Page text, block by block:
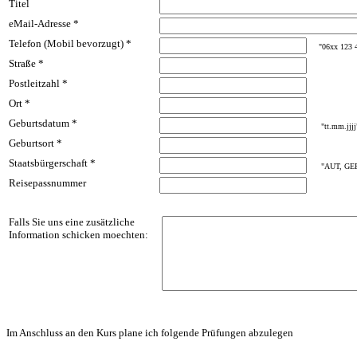
Titel
eMail-Adresse *
Telefon (Mobil bevorzugt) *
"06xx 123
Straße *
Postleitzahl *
Ort *
Geburtsdatum *
Geburtsort *
Staatsbürgerschaft *
"AUT,
Reisepassnummer
Falls Sie uns eine zusätzliche
Information schicken moechten:
Im Anschluss an den Kurs plane ich folgende Prüfungen abzulegen